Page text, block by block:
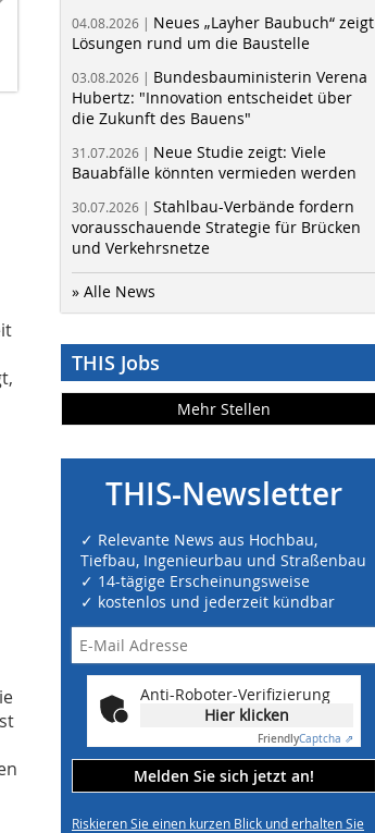
04.08.2026 | Neues „Layher Baubuch“ zeigt
Lösungen rund um die Baustelle
03.08.2026 | Bundesbauministerin Verena
Hubertz: "Innovation entscheidet über
die Zukunft des Bauens"
31.07.2026 | Neue Studie zeigt: Viele
Bauabfälle könnten vermieden werden
30.07.2026 | Stahlbau-Verbände fordern
vorausschauende Strategie für Brücken
und Verkehrsnetze
» Alle News
THIS Jobs
Mehr Stellen
THIS-Newsletter
✓ Relevante News aus Hochbau,
Tiefbau, Ingenieurbau und Straßenbau
✓ 14-tägige Erscheinungsweise
✓ kostenlos und jederzeit kündbar
Anti-Roboter-Verifizierung
Hier klicken
FriendlyCaptcha ⇗
Melden Sie sich jetzt an!
Riskieren Sie einen kurzen Blick und erhalten Sie